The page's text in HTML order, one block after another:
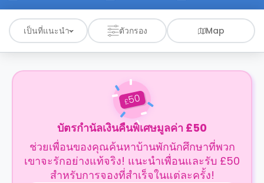
เป็นที่แนะนำ ตัวกรอง Map
£50
บัตรกำนัลเงินคืนพิเศษมูลค่า £50
ช่วยเพื่อนของคุณค้นหาบ้านพักนักศึกษาที่พวก
เขาจะรักอย่างแท้จริง! แนะนำเพื่อนและรับ £50
สำหรับการจองที่สำเร็จในแต่ละครั้ง!